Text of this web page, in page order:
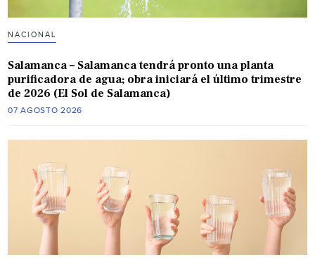
NACIONAL
Salamanca – Salamanca tendrá pronto una planta
purificadora de agua; obra iniciará el último trimestre
de 2026 (El Sol de Salamanca)
07 AGOSTO 2026